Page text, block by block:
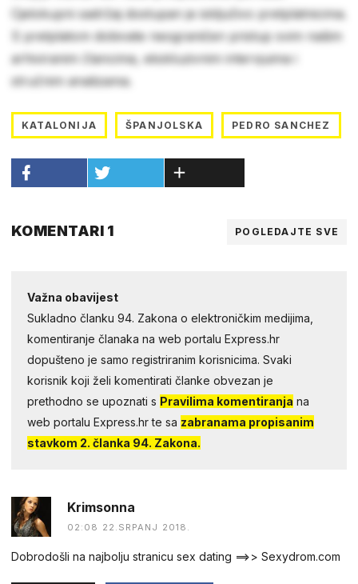
Cjelokupni sadržaj dostupan je isključivo pretplatnicima.
S pretplatom dobivate neograničen pristup svim našim
arhiviranim člancima, ekskluzivnim intervjuima i
stručnim analizama.
KATALONIJA ŠPANJOLSKA PEDRO SANCHEZ
KOMENTARI 1 POGLEDAJTE SVE
Važna obavijest
Sukladno članku 94. Zakona o elektroničkim medijima,
komentiranje članaka na web portalu Express.hr
dopušteno je samo registriranim korisnicima. Svaki
korisnik koji želi komentirati članke obvezan je
prethodno se upoznati s Pravilima komentiranja na
web portalu Express.hr te sa zabranama propisanim
stavkom 2. članka 94. Zakona.
Krimsonna
02:08 22.SRPANJ 2018.
Dobrodošli na najbolju stranicu sex dating ==>> Sexydrom.com